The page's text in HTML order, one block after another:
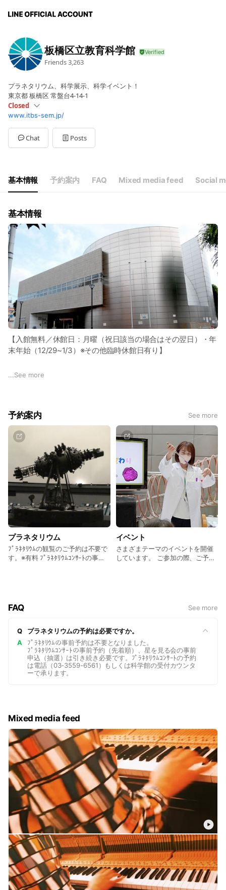
板橋区立教育科学館
Friends3,263
プラネタリウム、科学展示、科学イベント！
東京都 板橋区 常盤台4-14-1
Closed
Sun09:00 - 16:30
MonClosed
Tue09:00 - 16:30
Wed09:00 - 16:30
Sat 09:00 - 16:30
休館日：月曜日（祝日にあたる場合は、その翌日）詳細はHP参照
www.itbs-sem.jp/
Chat Posts
基本情報 予約案内 FAQ Mixed media feed Social
基本情報
【入館無料／休館日：月曜（祝日該当の場合はその翌日）・年
末年始（12/29~1/3）※その他臨時休館日有り】
【開館時間】9:00~16:30（板橋区内公立小中学校夏休み期間
9:00~16:00（夏休み期間は16:45まで）
【プラネタリウム】有料（大人）350円（小人※2歳~高校生）
＜平 日＞14:10~(40分間)、15:30~(50分間)
＜土日祝＞10:00~(30分間)、11:00~(40分間)、12:50~(40分
間)、14:10~(40分間)、15:30~(50分間)
※夏休み期間や、イベントの日は投影時刻が変更になります。
詳細はHPをご覧ください。
※投影開始時刻の10分前に開場します。
※投影開始後の入退場はできません。
【イベント・科学教室】
...See more
予約案内 See more
プラネタリウム
ﾌﾟﾗﾈﾀﾘｳﾑの観覧のご予約は不要で
す。※有料 ﾌﾟﾗﾈﾀﾘｳﾑｺﾝｻｰﾄの事前
イベント
さまざまテーマのイベントを開催
しています。 ご参加の際、ご予約
FAQ See more
Q
プラネタリウムの予約は必要ですか。
A
ﾌﾟﾗﾈﾀﾘｳﾑの事前予約は不要となりました。
ﾌﾟﾗﾈﾀﾘｳﾑｺﾝｻｰﾄの事前予約（先着順）、星を見る会の事前
申込（抽選）は引き続き必要です。ﾌﾟﾗﾈﾀﾘｳﾑｺﾝｻｰﾄの予約
は電話（03-3559-6561）もしくは科学館の受付カウンタ
ーで承ります。
Mixed media feed